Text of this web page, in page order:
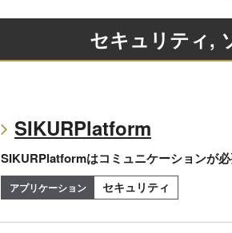
セキュリティ,
SIKURPlatform
SIKURPlatformはコミュニケーションが
セキュリティ